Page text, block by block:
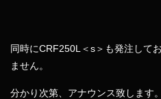
同時にCRF250L＜s＞も発注して
ません。
分かり次第、アナウンス致します。